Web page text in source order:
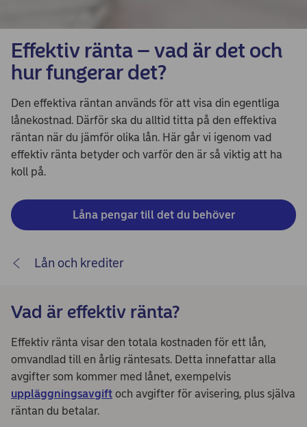
Effektiv ränta – vad är det och
hur fungerar det?
Den effektiva räntan används för att visa din egentliga
lånekostnad. Därför ska du alltid titta på den effektiva
räntan när du jämför olika lån. Här går vi igenom vad
effektiv ränta betyder och varför den är så viktig att ha
koll på.
Låna pengar till det du behöver
Lån och krediter
Vad är effektiv ränta?
Effektiv ränta visar den totala kostnaden för ett lån,
omvandlad till en årlig räntesats. Detta innefattar alla
avgifter som kommer med lånet, exempelvis
uppläggningsavgift och avgifter för avisering, plus själva
räntan du betalar.